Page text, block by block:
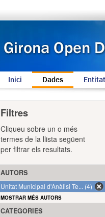
Inici Dades
Filtres
Cliqueu sobre un o més
termes de la llista següent
per filtrar els resultats.
AUTORS
Unitat Municipal d'Anàlisi Te... (4)
MOSTRAR MÉS AUTORS
CATEGORIES